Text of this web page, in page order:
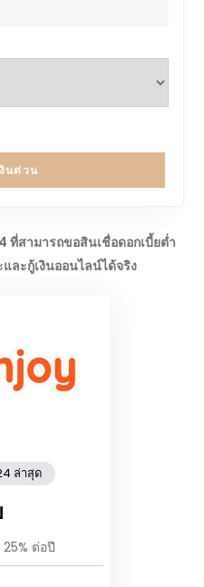
นด่วน
ที่สามารถขอสินเชื่อดอกเบี้ยต่ำ
ละกู้เงินออนไลน์ได้จริง
ล่าสุด
ต่อปี